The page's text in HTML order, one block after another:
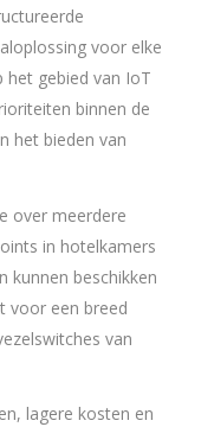
voor elke
het gebied van IoT
binnen de
het bieden van
over meerdere
in hotelkamers
kunnen beschikken
voor een breed
van
lagere kosten en